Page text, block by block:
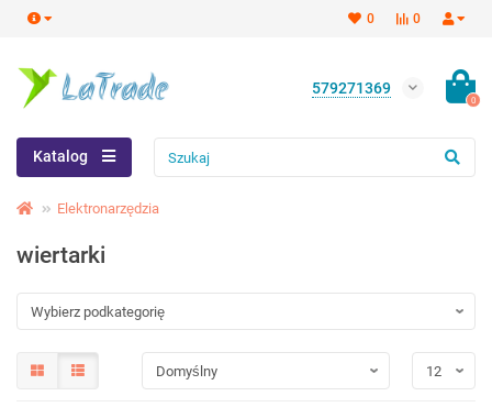
0
0
579271369
0
Katalog
Elektronarzędzia
wiertarki